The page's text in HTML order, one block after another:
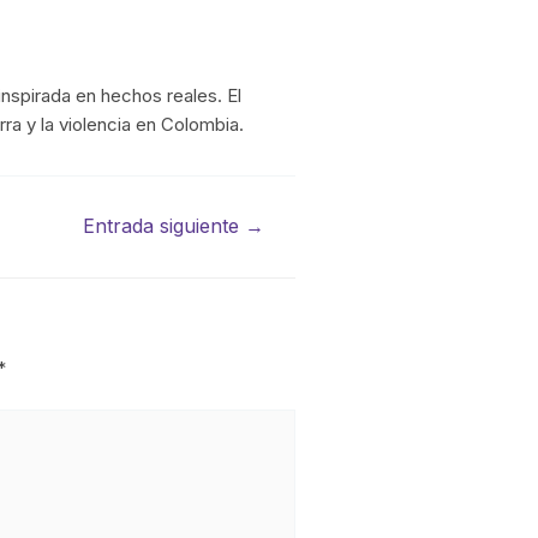
en hechos reales. El
y la violencia en Colombia.
Entrada siguiente →